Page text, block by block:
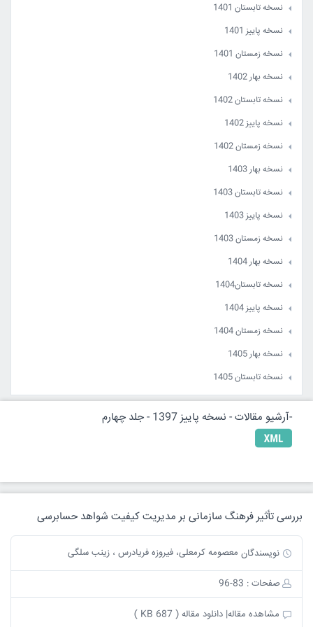
نسخه زمستان 1400 - جلد دوم
نسخه بهار 1401 - جلد اول
نسخه بهار 1401 - جلد دوم
نسخه تابستان 1401
نسخه تابستان 1401 - جلد اول
نسخه تابستان 1401 - جلد دوم
نسخه پاییز 1401
نسخه پاییز 1401 - جلد اول
نسخه پاییز 1401 - جلد دوم
نسخه زمستان 1401
نسخه زمستان1401 - جلد اول
نسخه زمستان1401 - جلد دوم
نسخه بهار 1402
نسخه بهار 1402 - جلد اول
نسخه بهار 1402 - جلد دوم
نسخه تابستان 1402
نسخه تابستان 1402 - جلد اول
نسخه تابستان 1402 - جلد دوم
نسخه پاییز 1402
نسخه پاییز 1402 - جلد اول
نسخه پاییز 1402 - جلد دوم
نسخه زمستان 1402
نسخه زمستان 1402 - جلد اول
نسخه زمستان 1402 - جلد دوم
نسخه بهار 1403
نسخه تابستان 1403
نسخه پاییز 1403
نسخه زمستان 1403
نسخه بهار 1404
نسخه تابستان1404
نسخه پاییز 1404
نسخه زمستان 1404
نسخه بهار 1405
نسخه تابستان 1405
-آرشیو مقالات - نسخه پاییز 1397 - جلد چهارم
بررسی تأثیر فرهنگ سازمانی بر مدیریت کیفیت شواهد حسابرسی
نویسندگان معصومه کرمعلی، فیروزه فریادرس ، زینب سلگی
صفحات : 83-96
مشاهده مقاله| دانلود مقاله ( 687 KB )